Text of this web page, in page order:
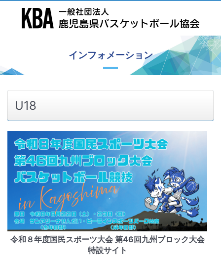
インフォメーション
U18
令和８年度国民スポーツ大会 第46回九州ブロック大会
特設サイト